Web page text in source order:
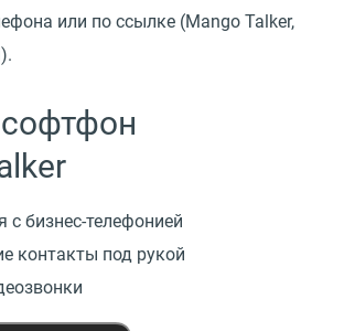
или по ссылке (Mango Talker,
с бизнес-телефонией
контакты под рукой